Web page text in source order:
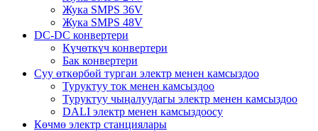
Жука SMPS 36V
Жука SMPS 48V
DC-DC конвертери
Күчөткүч конвертери
Бак конвертери
Суу өткөрбөй турган электр менен камсыздоо
Туруктуу ток менен камсыздоо
Туруктуу чыңалуудагы электр менен камсыздоо
DALI электр менен камсыздоосу
Көчмө электр станциялары